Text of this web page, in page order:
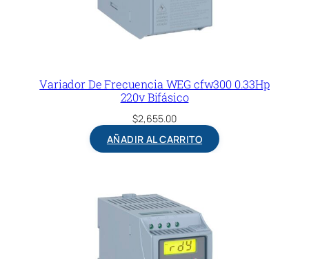
Variador De Frecuencia WEG cfw300 0.33Hp
220v Bifásico
$2,655.00
AÑADIR AL CARRITO